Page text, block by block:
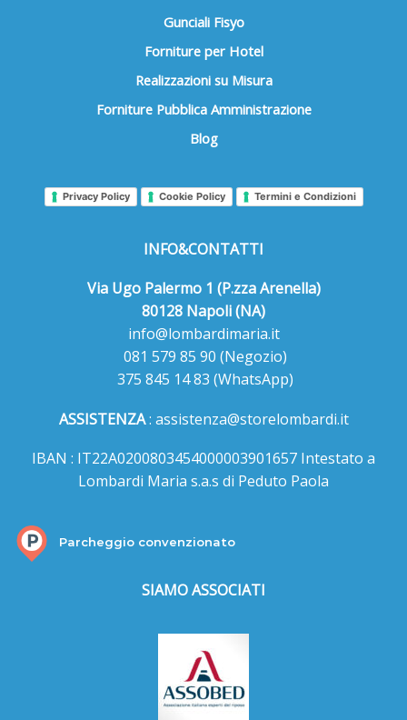
Gunciali Fisyo
Forniture per Hotel
Realizzazioni su Misura
Forniture Pubblica Amministrazione
Blog
Privacy Policy Cookie Policy Termini e Condizioni
INFO&CONTATTI
Via Ugo Palermo 1 (P.zza Arenella)
80128 Napoli (NA)
info@lombardimaria.it
081 579 85 90 (Negozio)
375 845 14 83 (WhatsApp)
ASSISTENZA: assistenza@storelombardi.it
IBAN : IT22A0200803454000003901657 Intestato a
Lombardi Maria s.a.s di Peduto Paola
Parcheggio convenzionato
SIAMO ASSOCIATI